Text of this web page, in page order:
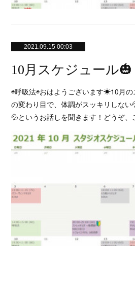
2021.09.15 00:03
10月スケジュール🎃
◉呼吸法◉おはようございます☀10月
の変わり目で、体調がスッキリしな
💦というお話しを聞きます！どうぞ